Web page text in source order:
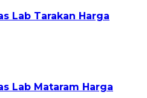
Lab Tarakan Harga
Lab Mataram Harga